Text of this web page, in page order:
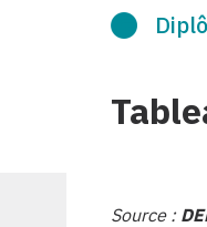
Source :